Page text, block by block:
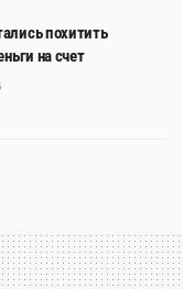
похитить
на счет